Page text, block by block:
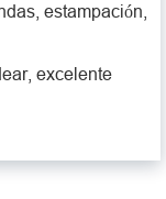
estampación,
excelente